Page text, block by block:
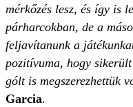
mérkőzés lesz, és így is
párharcokban, de a
feljavítanunk a
pozitívuma, hogy
gólt is megszerezhettük
Garcia.